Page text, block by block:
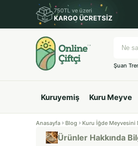
750TL ve üzeri
KARGO ÜCRETSİZ
Şuan
Kuruyemiş Kuru Meyve
Anasayfa Blog Kuru İğde Meyvesini
Ürünler Hakkında